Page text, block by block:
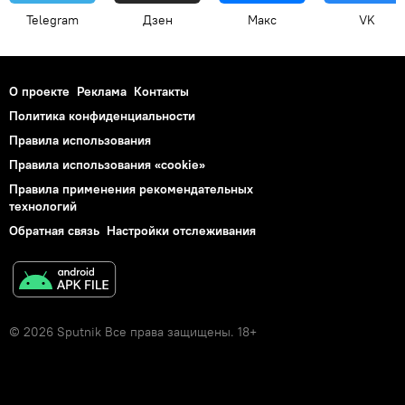
Telegram Дзен Макс VK
О проекте Реклама Контакты
Политика конфиденциальности
Правила использования
Правила использования «cookie»
Правила применения рекомендательных
технологий
Обратная связь Настройки отслеживания
© 2026 Sputnik Все права защищены. 18+